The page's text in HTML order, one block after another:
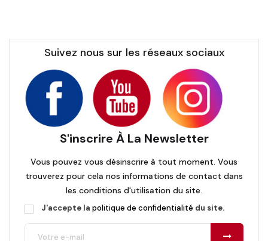
Suivez nous sur les réseaux sociaux
S'inscrire À La Newsletter
Vous pouvez vous désinscrire à tout moment. Vous
trouverez pour cela nos informations de contact dans
les conditions d'utilisation du site.
J'accepte la politique de confidentialité du site.